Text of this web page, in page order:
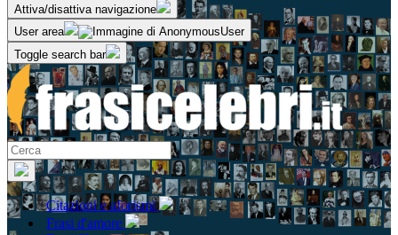
Attiva/disattiva navigazione
User area
Toggle search bar
Citazioni e aforismi
Frasi d'amore